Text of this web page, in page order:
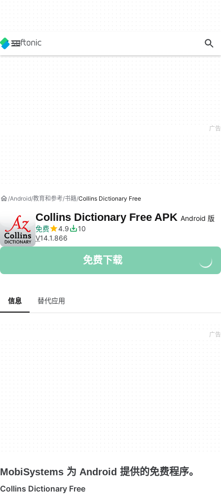
Android 教育和参考 书籍 Collins Dictionary Free
Collins Dictionary Free APK Android 版
免费
4.9
10
V14.1.866
免费下载
信息 替代应用
MobiSystems 为 Android 提供的免费程序。
Collins Dictionary Free